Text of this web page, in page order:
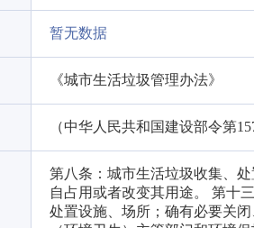
暂无数据
《城市生活垃圾管理办法》
（中华人民共和国建设部令第
第八条：城市生活垃圾收集、
自占用或者改变其用途。 第十
处置设施、场所；确有必要关